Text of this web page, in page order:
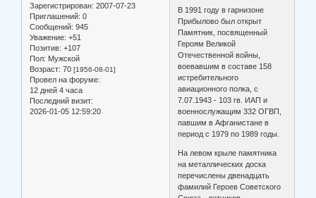
Зарегистрирован: 2007-07-23
Приглашений: 0
Сообщений: 945
Уважение: +51
Позитив: +107
Пол: Мужской
Возраст: 70 [1956-08-01]
Провел на форуме:
12 дней 4 часа
Последний визит:
2026-01-05 12:59:20
В 1991 году в гарнизоне
Прибылово был открыт
Памятник, посвященный
Героям Великой
Отечественной войны,
воевавшим в составе 158
истребительного
авиационного полка, с
7.07.1943 - 103 гв. ИАП и
военнослужащим 332 ОГВП,
павшим в Афганистане в
период с 1979 по 1989 годы.
На левом крыле памятника
на металлических доска
перечислены двенадцать
фамилий Героев Советского